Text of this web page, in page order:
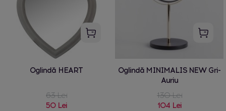
Oglindă HEART
63 Lei
50 Lei
Oglindă MINIMALIS NEW Gri-
Auriu
130 Lei
104 Lei